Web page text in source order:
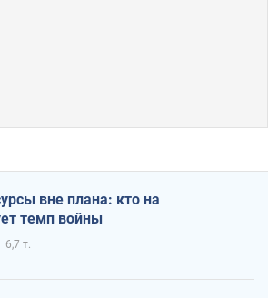
вне плана: кто на
темп войны
6,7 т.